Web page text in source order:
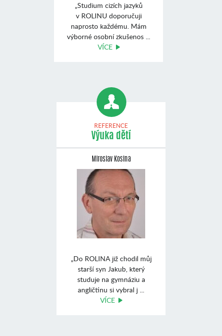
„Studium cizích jazyků
v ROLINU doporučuji
naprosto každému. Mám
výborné osobní zkušenos ...
VÍCE
REFERENCE
Výuka dětí
Miroslav Kosina
„Do ROLINA již chodil můj
starší syn Jakub, který
studuje na gymnáziu a
angličtinu si vybral j ...
VÍCE